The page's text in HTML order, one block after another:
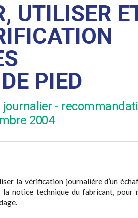
UTILISER
PIED
-
2004
la vérification journalière d’un
notice technique du fabricant, pour